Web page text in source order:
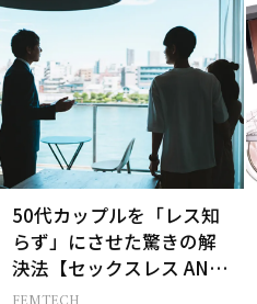
50代カップルを「レス知
らず」にさせた驚きの解
決法【セックスレス AND
THE CITY -女たちの告